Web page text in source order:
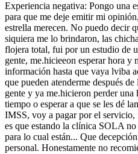
Experiencia negativa: Pongo una
para que me deje emitir mi
estrella merecen. No puedo decir
siquiera me lo brindaron, las
flojera total, fui por un estudio de
gente, me.hicieeon esperar hora
información hasta que vaya lviba
que pueden atenderme después
gente y ya me.hicieron perder una
tiempo o esperar a que se les dé
IMSS, voy a pagar por el
es que estando la clínica SOLA
para lo cual están... Que
personal. Honestamente no